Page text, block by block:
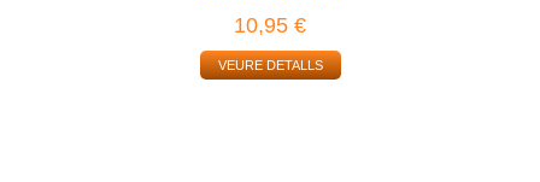
10,95 €
VEURE DETALLS